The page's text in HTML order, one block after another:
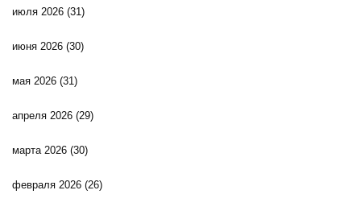
июля 2026 (31)
июня 2026 (30)
мая 2026 (31)
апреля 2026 (29)
марта 2026 (30)
февраля 2026 (26)